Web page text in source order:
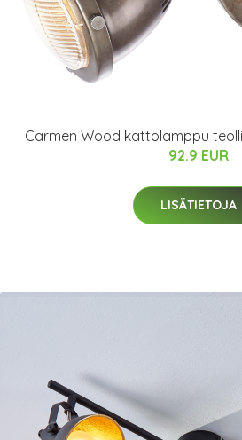
Carmen Wood kattolamppu
92.9 EUR
LISÄTIETOJA